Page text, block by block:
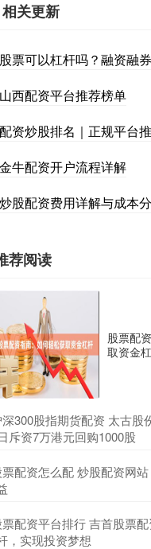
相关更新
股票可以杠杆吗？融资融
山西配资平台推荐榜单
配资炒股排名｜正规平台
金牛配资开户流程详解
炒股配资费用详解与成本
荐阅读
股票配
取资金
300股指期货配资 太古股
斥资7万港元回购1000股
票配资怎么配 炒股配资网
票配资平台排行 吉首股票
，实现投资梦想